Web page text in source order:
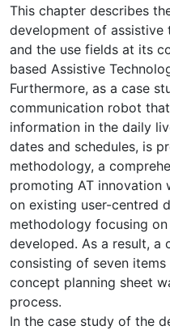
This chapter describes
development of assistive
and the use fields at its
based Assistive
Furthermore, as a case
communication robot
information in the daily
dates and schedules, is
methodology, a
promoting AT innovation
on existing user-centred
methodology focusing
developed. As a result, a
consisting of seven
concept planning sheet
process.
In the case study of the